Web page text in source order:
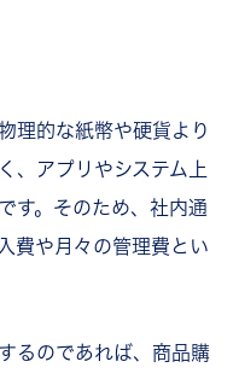
理的な紙幣や硬貨より
、アプリやシステム上
す。そのため、社内通
費や月々の管理費とい
るのであれば、商品購